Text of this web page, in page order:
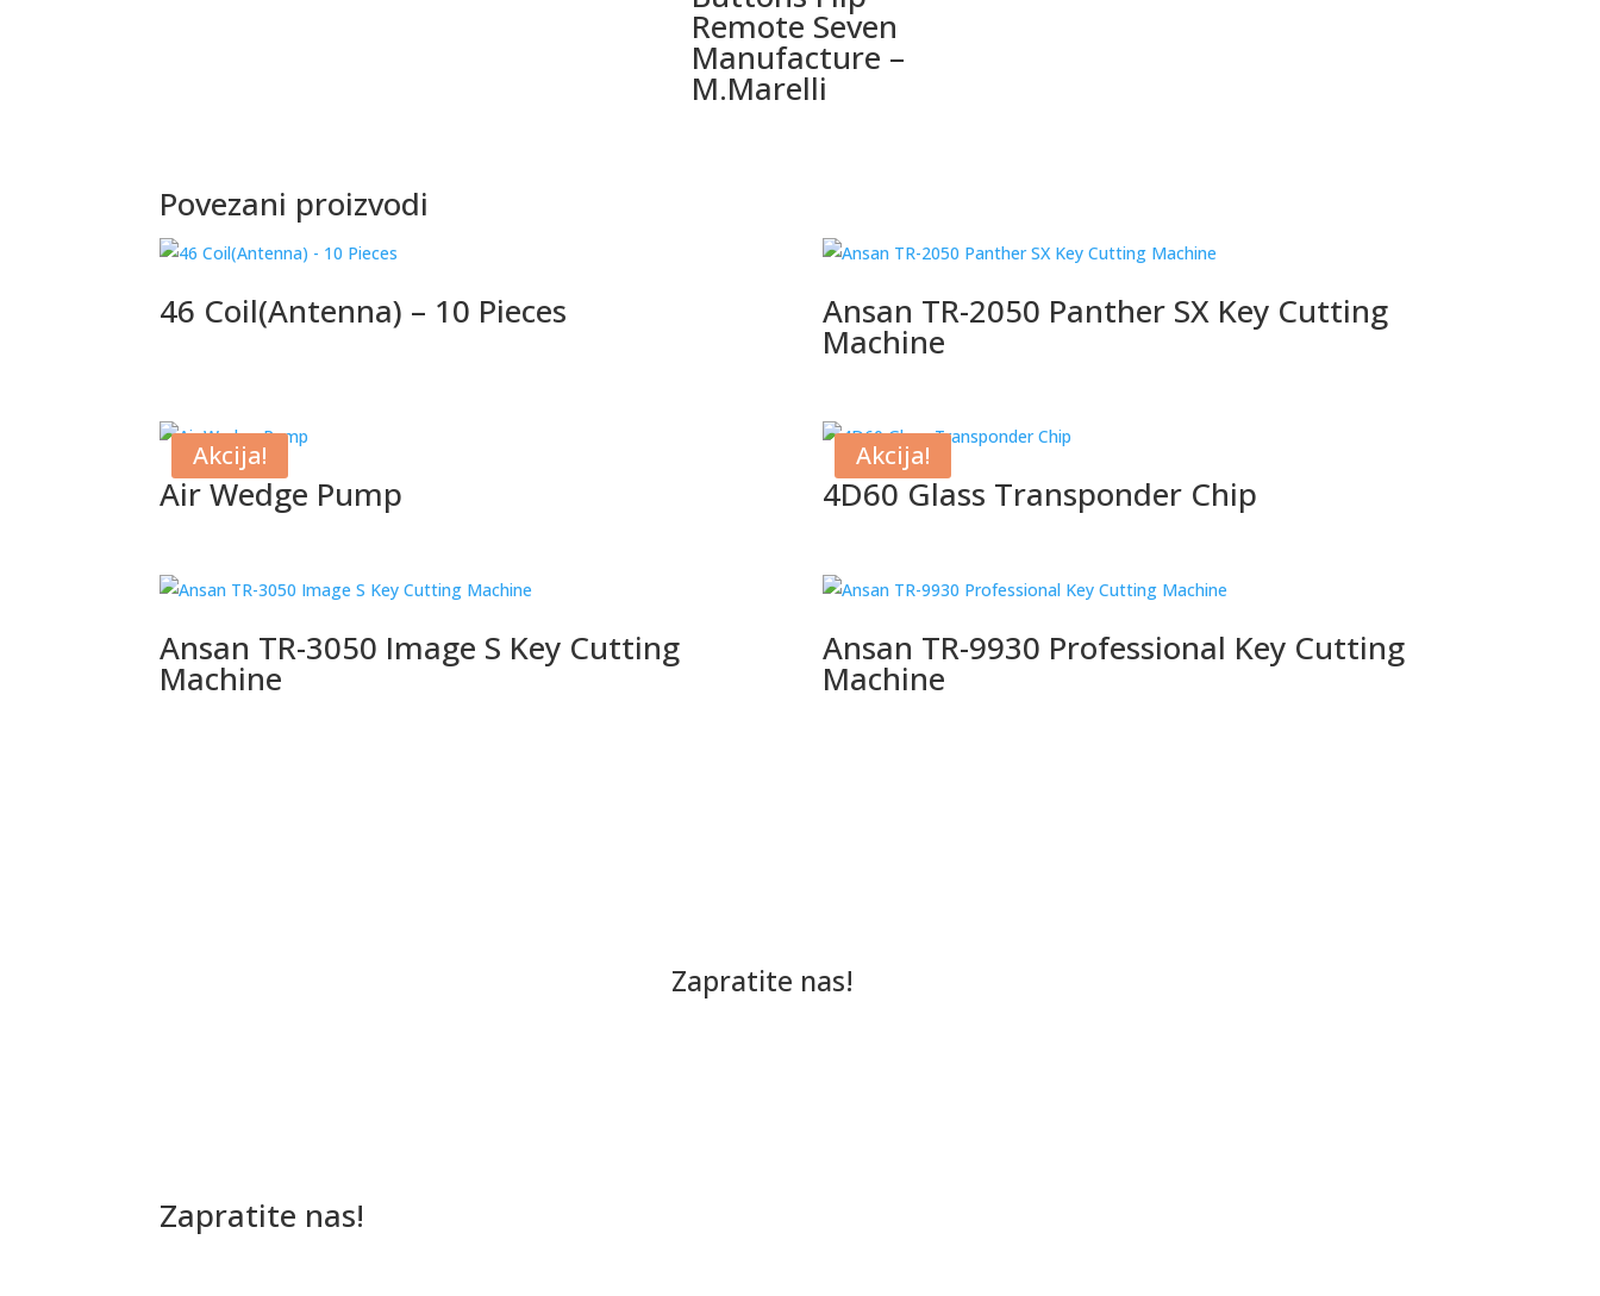
Remote Seven
Manufacture –
M.Marelli
Povezani proizvodi
46 Coil(Antenna) – 10 Pieces Ansan TR-2050 Panther SX Key Cutting
Machine
Akcija!
Air Wedge Pump
Akcija!
4D60 Glass Transponder Chip
Ansan TR-3050 Image S Key Cutting
Machine
Ansan TR-9930 Professional Key Cutting
Machine
Zapratite nas!
Zapratite nas!